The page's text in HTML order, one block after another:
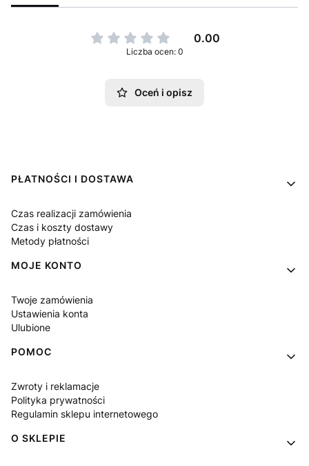
0.00
Liczba ocen: 0
Oceń i opisz
Linki w stopce
PŁATNOŚCI I DOSTAWA
Czas realizacji zamówienia
Czas i koszty dostawy
Metody płatności
MOJE KONTO
Twoje zamówienia
Ustawienia konta
Ulubione
POMOC
Zwroty i reklamacje
Polityka prywatności
Regulamin sklepu internetowego
O SKLEPIE